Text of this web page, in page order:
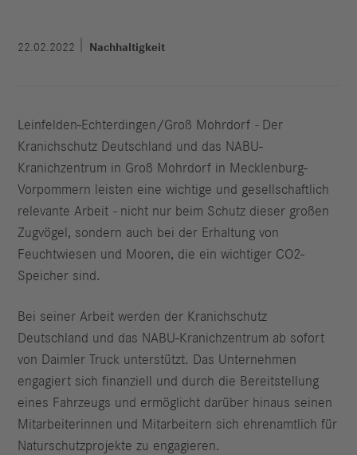
22.02.2022 Nachhaltigkeit
Leinfelden-Echterdingen/Groß Mohrdorf - Der
Kranichschutz Deutschland und das NABU-
Kranichzentrum in Groß Mohrdorf in Mecklenburg-
Vorpommern
leisten eine wichtige und gesellschaftlich
relevante Arbeit -nicht nur beim Schutz dieser großen
Zugvögel, sondern auch bei der Erhaltung von
Feuchtwiesen und Mooren, die ein wichtiger CO2-
Speicher sind.
Bei seiner Arbeit werden der Kranichschutz
Deutschland und das NABU-Kranichzentrum ab sofort
von Daimler Truck unterstützt. Das Unternehmen
engagiert sich finanziell und durch die Bereitstellung
eines Fahrzeugs und ermöglicht darüber hinaus seinen
Mitarbeiterinnen und Mitarbeitern sich ehrenamtlich für
Naturschutzprojekte zu engagieren.